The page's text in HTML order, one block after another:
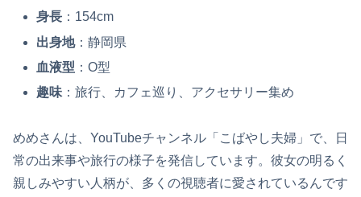
身長 ：​154cm​
出身地：​静岡県​
血液型 ：​O型​
趣味 ：​旅行、カフェ巡り、アクセサリー集め​
めめさんは、YouTubeチャンネル「こばやし夫婦」で、日
常の出来事や旅行の様子を発信しています。​彼女の明るく
親しみやすい人柄が、多くの視聴者に愛されているんです